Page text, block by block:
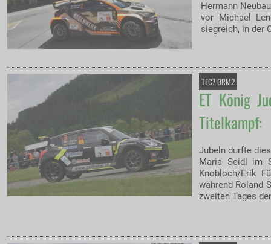
Hermann
vor Michael
siegreich, in der
TEC7 ORM2
ET König
Titelkampf:
Jubeln durfte
Maria Seidl im
Knobloch/Erik
während Roland
zweiten Tages